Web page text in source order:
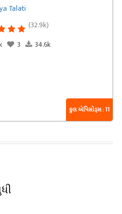
Talati
(32.9k)
3 34.6k
કુલ એપિસોડ્સ : 11